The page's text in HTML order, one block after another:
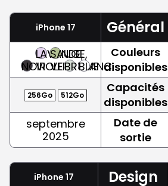
iPhone 17 Général
NOIR
LAVANDE,
VIOLET
SAUGE,
VERTBRUME
BLANC
Couleurs
disponibles
256Go 512Go
Capacités
disponibles
septembre
2025
Date de
sortie
iPhone 17 Design